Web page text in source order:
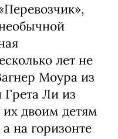
лет не
Моура из
Грета Ли из
двоим детям
на горизонте